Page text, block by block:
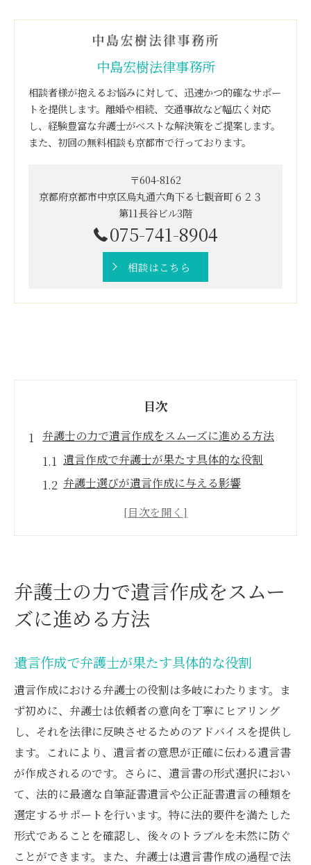
中島宏樹法律事務所
相談者様が抱えるお悩みに対して、迅速かつ的確なサポー
トを提供します。離婚や相続、交通事故など幅広く対応
し、経験豊富な弁護士がベストな解決策をご提案します。
また、初回の無料相談も京都市で行っております。
〒604-8162
京都府京都市中京区烏丸通六角下る七観音町６２３
第11長谷ビル3階
075-741-8904
相談はこちら
目次
弁護士の力で遺言作成をスムーズに進める方法
遺言作成で弁護士が果たす具体的な役割
弁護士選びが遺言作成に与える影響
スムーズな遺言作成に必要な法的知識
遺産分割における弁護士の専門知識がもたらす
安心感
弁護士が提案する合理的な遺産分割案
感情的対立を避けるための弁護士の手法
弁護士が提供する安心感とプロセスの円滑
化
遺産分割協議における弁護士の戦略
弁護士の助言が遺産分割に与える影響
調停と審判を避けるための弁護士の戦略的アプ
ローチ
弁護士が調停を防ぐための事前準備
弁護士の力で遺言作成をスムー
ズに進める方法
遺言作成で弁護士が果たす具体的な役割
遺言作成における弁護士の役割は多岐にわたります。ま
ず初めに、弁護士は依頼者の意向を丁寧にヒアリング
し、それを法律に反映させるためのアドバイスを提供し
ます。これにより、遺言者の意思が正確に伝わる遺言書
が作成されるのです。さらに、遺言書の形式選択におい
て、法的に最適な自筆証書遺言や公正証書遺言の種類を
選定するサポートを行います。特に法的要件を満たした
形式であることを確認し、後々のトラブルを未然に防ぐ
ことができます。また、弁護士は遺言書作成の過程で法